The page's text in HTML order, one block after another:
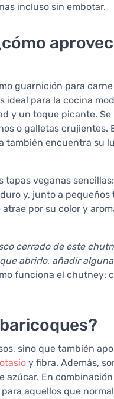
incluso sin embotar.
guarnición para
ideal para la cocina
y un toque picante.
o galletas crujientes.
también encuentra su
tapas veganas
y, junto a
por su color y
cerrado de este
abrirlo, añadir
funciona el chutney:
sino que también
y fibra. Además,
En
aquellos que